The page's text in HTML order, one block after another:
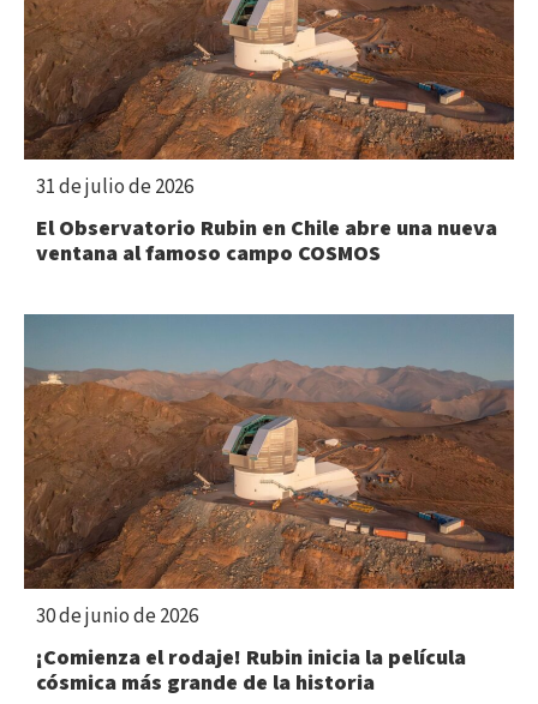
El Observatorio Rubin en Chile abre una nueva
ventana al famoso campo COSMOS
31 de julio de 2026
¡Comienza el rodaje! Rubin inicia la película
cósmica más grande de la historia
30 de junio de 2026